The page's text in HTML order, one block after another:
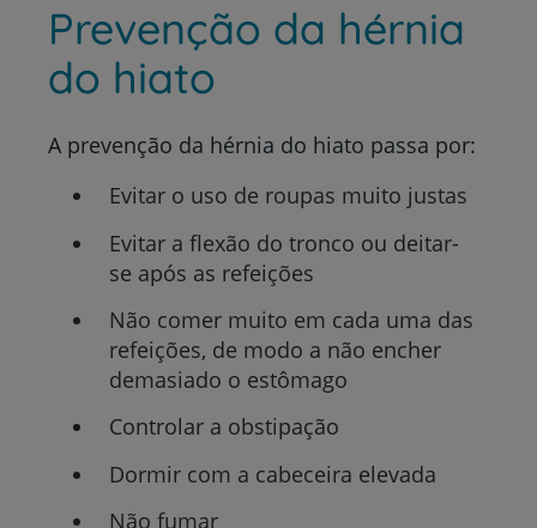
Prevenção da hérnia
do hiato
A prevenção da hérnia do hiato passa por:
Evitar o uso de roupas muito justas
Evitar a flexão do tronco ou deitar-
se após as refeições
Não comer muito em cada uma das
refeições, de modo a não encher
demasiado o estômago
Controlar a obstipação
Dormir com a cabeceira elevada
Não fumar